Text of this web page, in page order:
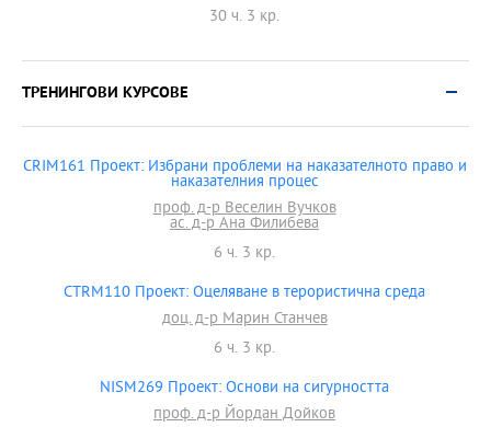
30 ч. 3 кр.
ТРЕНИНГОВИ КУРСОВЕ
CRIM161 Проект: Избрани проблеми на наказателното право и
наказателния процес
проф. д-р Веселин Вучков
ас. д-р Ана Филибева
6 ч. 3 кр.
CTRM110 Проект: Оцеляване в терористична среда
доц. д-р Марин Станчев
6 ч. 3 кр.
NISM269 Проект: Основи на сигурността
проф. д-р Йордан Дойков